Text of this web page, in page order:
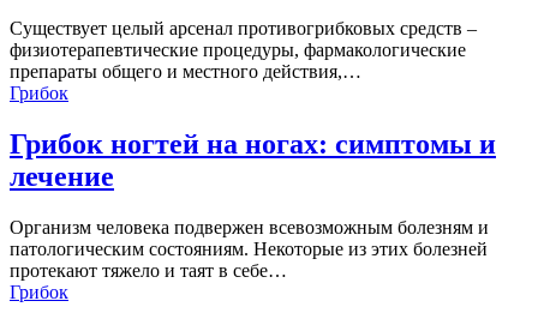
Существует целый арсенал противогрибковых средств –
физиотерапевтические процедуры, фармакологические
препараты общего и местного действия,…
Грибок
Грибок ногтей на ногах: симптомы и
лечение
Организм человека подвержен всевозможным болезням и
патологическим состояниям. Некоторые из этих болезней
протекают тяжело и таят в себе…
Грибок